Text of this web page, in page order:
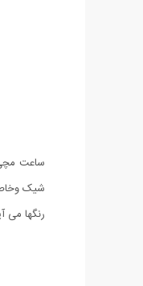
شیک
رنگها می